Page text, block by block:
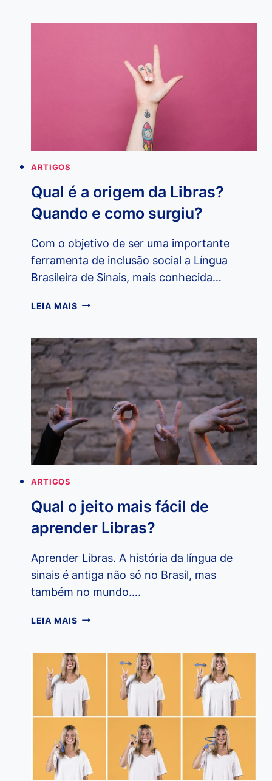
IMPORTÂNCIA?
ARTIGOS
Qual é a origem da Libras?
Quando e como surgiu?
Com o objetivo de ser uma importante
ferramenta de inclusão social a Língua
Brasileira de Sinais, mais conhecida…
LEIA MAISQUAL
ORIGEM
DA
LIBRAS?
QUANDO
E
COMO
SURGIU?
ARTIGOS
Qual o jeito mais fácil de
aprender Libras?
Aprender Libras. A história da língua de
sinais é antiga não só no Brasil, mas
também no mundo….
LEIA MAISQUAL
MAIS
FÁCIL
DE
APRENDER
LIBRAS?